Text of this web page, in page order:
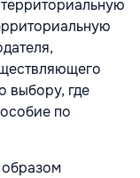
выбору, где
по
образом